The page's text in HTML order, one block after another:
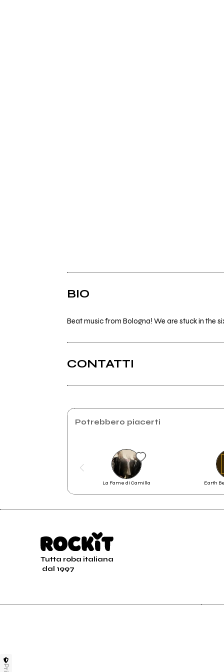
BIO
Beat music from Bologna! We are stuck in the
CONTATTI
Potrebbero piacerti
La Fame di Camilla Earth
Tutta roba italiana
dal 1997